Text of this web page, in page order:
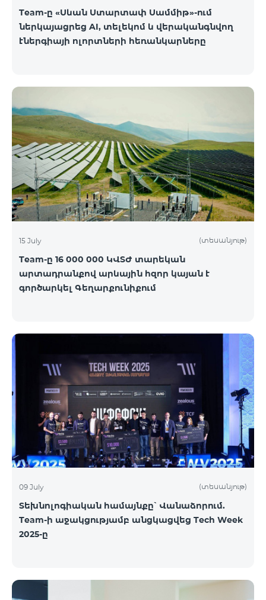
Team-ը «Սևան Ստարտափ Սամմիթ»-ում
ներկայացրեց AI, տելեկոմ և վերականգնվող
էներգիայի ոլորտների հեռանկարները
15 July (տեսանյութ)
Team-ը 16 000 000 ԿՎՏԺ տարեկան
արտադրանքով արևային հզոր կայան է
գործարկել Գեղարքունիքում
09 July (տեսանյութ)
Տեխնոլոգիական համայնքը՝ Վանաձորում.
Team-ի աջակցությամբ անցկացվեց Tech Week
2025-ը